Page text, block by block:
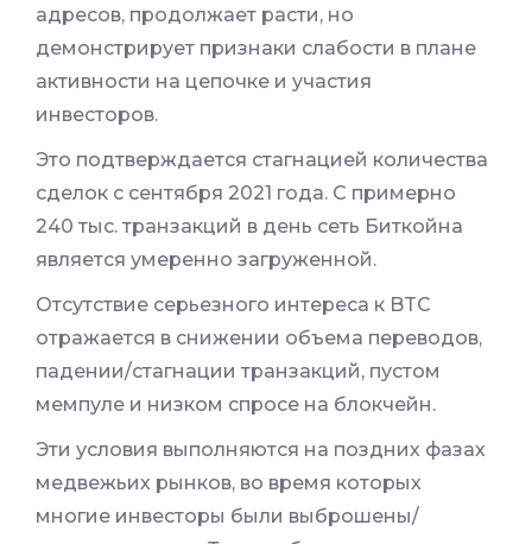
адресов, продолжает расти, но
демонстрирует признаки слабости в плане
активности на цепочке и участия
инвесторов.
Это подтверждается стагнацией количества
сделок с сентября 2021 года. С примерно
240 тыс. транзакций в день сеть Биткойна
является умеренно загруженной.
Отсутствие серьезного интереса к BTC
отражается в снижении объема переводов,
падении/стагнации транзакций, пустом
мемпуле и низком спросе на блокчейн.
Эти условия выполняются на поздних фазах
медвежьих рынков, во время которых
многие инвесторы были выброшены/